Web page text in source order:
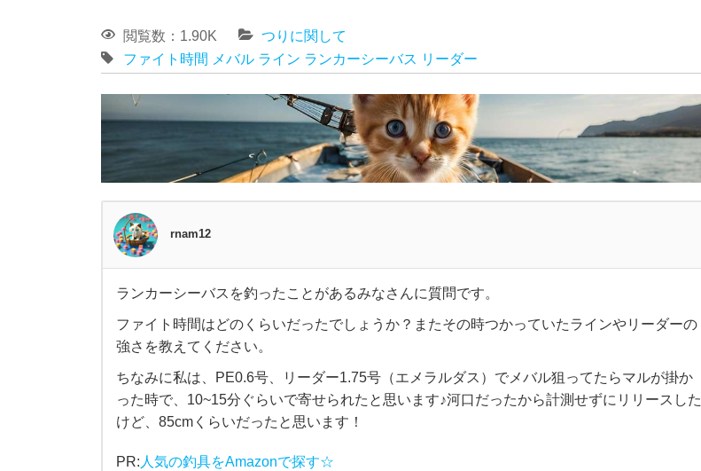
閲覧数：1.90K
つりに関して
ファイト時間 メバル ライン ランカーシーバス リーダー
rnam12
ラ
ン
カ
ー
ランカーシーバスを釣ったことがあるみなさんに質問です。
ファイト時間はどのくらいだったでしょうか？またその時つかっていたラインやリーダーの
強さを教えてください。
ちなみに私は、PE0.6号、リーダー1.75号（エメラルダス）でメバル狙ってたらマルが掛か
った時で、10~15分ぐらいで寄せられたと思います♪河口だったから計測せずにリリースした
けど、85cmくらいだったと思います！
PR: 人気の釣具をAmazonで探す☆